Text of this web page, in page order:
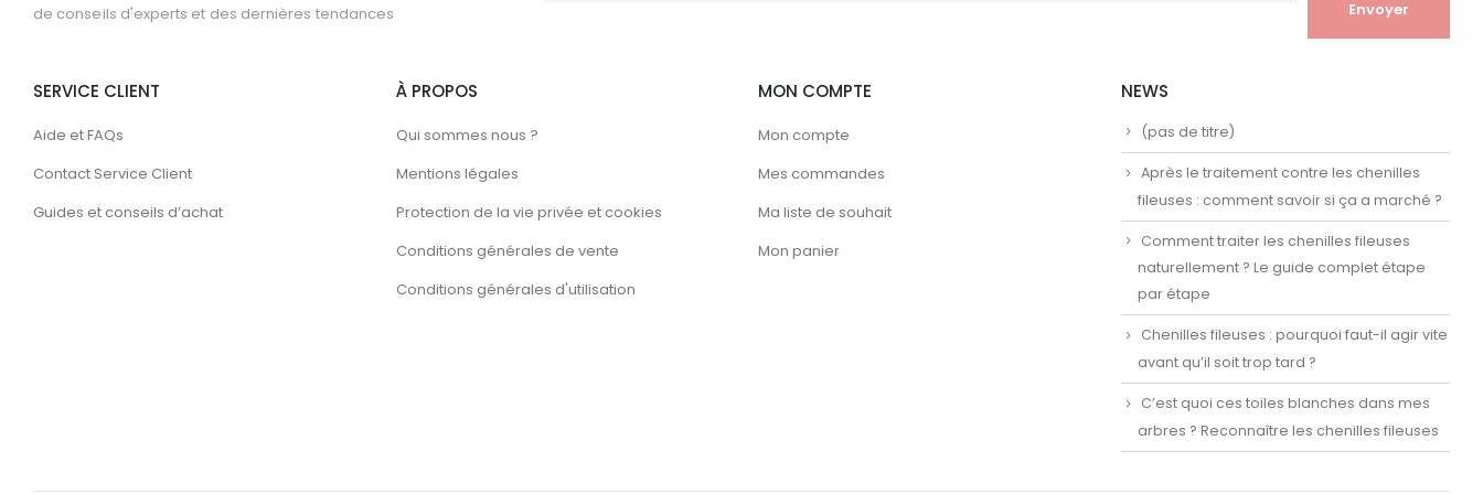
de conseils d'experts et des dernières tendances
SERVICE CLIENT
Aide et FAQs
Contact Service Client
Guides et conseils d’achat
À PROPOS
Qui sommes nous ?
Mentions légales
Protection de la vie privée et cookies
Conditions générales de vente
Conditions générales d'utilisation
MON COMPTE
Mon compte
Mes commandes
Ma liste de souhait
Mon panier
NEWS
(pas de titre)
Après le traitement contre les chenilles
fileuses : comment savoir si ça a marché ?
Comment traiter les chenilles fileuses
naturellement ? Le guide complet étape
par étape
Chenilles fileuses : pourquoi faut-il agir vite
avant qu’il soit trop tard ?
C’est quoi ces toiles blanches dans mes
arbres ? Reconnaître les chenilles fileuses